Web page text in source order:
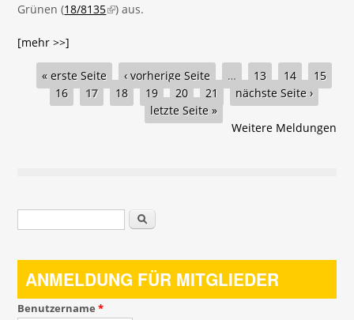
Grünen (18/8135(link is external)
) aus.
[mehr >>]
Seiten
« erste Seite ‹ vorherige Seite … 13 14
15
16
17 18 19 20 21
nächste Seite ›
letzte Seite »
Weitere Meldungen
Suchformular Suche
ANMELDUNG FÜR MITGLIEDER
Benutzername*